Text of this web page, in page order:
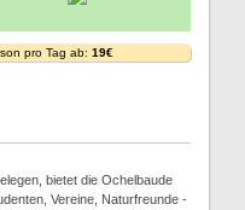
pro Tag ab: 19€
bietet die Ochelbaude
Vereine, Naturfreunde -